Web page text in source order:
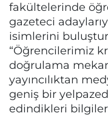
fakültelerinde
gazeteci
isimlerini
“Öğrencilerimiz
doğrulama
yayıncılıktan
geniş bir
edindikleri